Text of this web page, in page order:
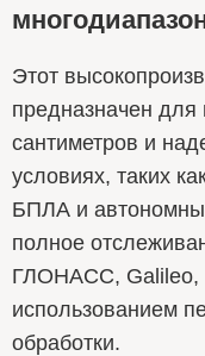
Этот
предназначен для
сантиметров и
условиях, таких
БПЛА и
полное
ГЛОНАСС, Galileo,
использованием
обработки.